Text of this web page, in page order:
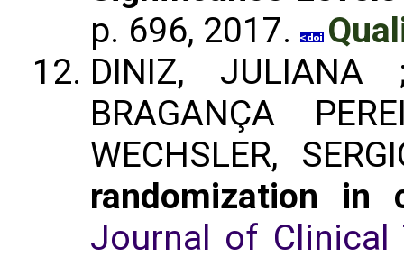
p. 696, 2017.
DINIZ,
BRAGANÇA
WECHSLER,
randomization in
Journal of Clinical